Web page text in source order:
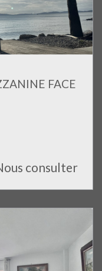
FACE
consulter